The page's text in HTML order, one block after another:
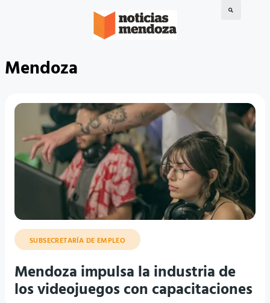
Mendoza
SUBSECRETARÍA DE EMPLEO
Mendoza impulsa la industria de
los videojuegos con capacitaciones